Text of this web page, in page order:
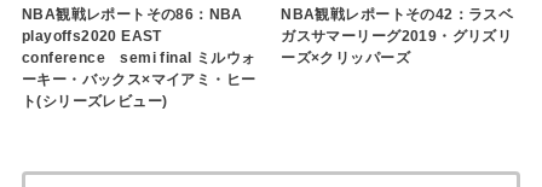
NBA観戦レポートその86：NBA
playoffs2020 EAST
conference semi final ミルウォ
ーキー・バックス×マイアミ・ヒー
ト(シリーズレビュー)
NBA観戦レポートその42：ラスベ
ガスサマーリーグ2019・グリズリ
ーズ×クリッパーズ